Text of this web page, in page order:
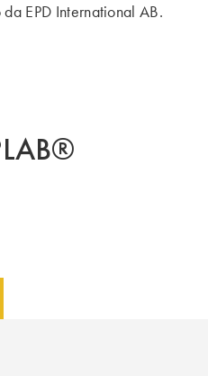
EPD International AB.